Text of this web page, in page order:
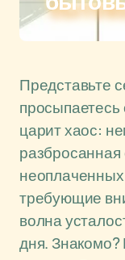
Представьте
просыпаетесь
царит хаос:
разбросанная
неоплаченных
требующие
волна
дня.